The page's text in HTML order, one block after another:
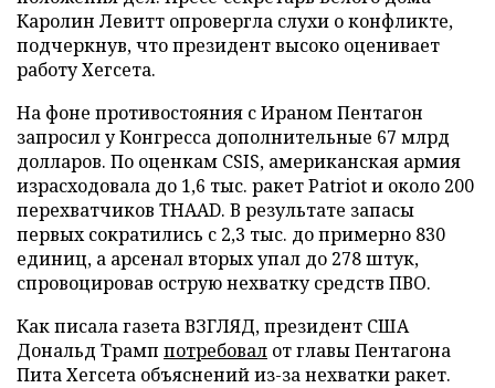
Каролин Левитт опровергла слухи о конфликте,
подчеркнув, что президент высоко оценивает
работу Хегсета.
На фоне противостояния с Ираном Пентагон
запросил у Конгресса дополнительные 67 млрд
долларов. По оценкам CSIS, американская армия
израсходовала до 1,6 тыс. ракет Patriot и около 200
перехватчиков THAAD. В результате запасы
первых сократились с 2,3 тыс. до примерно 830
единиц, а арсенал вторых упал до 278 штук,
спровоцировав острую нехватку средств ПВО.
Как писала газета ВЗГЛЯД, президент США
Дональд Трамп потребовал от главы Пентагона
Пита Хегсета объяснений из-за нехватки ракет.